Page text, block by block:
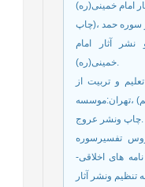
الله(1375)تفسیر سوره حمد ،(چاپ
آثار امام
خمینی(ره).
روح الله(1378ش) تعلیم و تربیت از
،تهران:موسسه
چاپ ونشر عروج.
،روح الله(1392) دروس تفسیرسوره
هاى اخلاقى-
ونشر آثار